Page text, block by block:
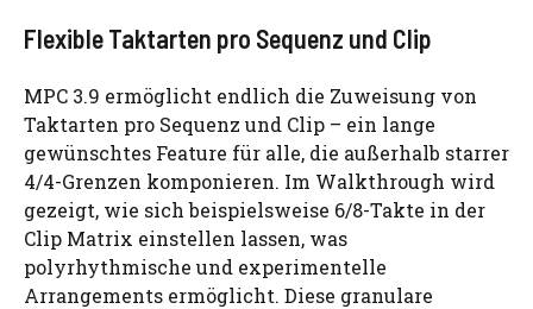
Flexible Taktarten pro Sequenz und Clip
MPC 3.9 ermöglicht endlich die Zuweisung von
Taktarten pro Sequenz und Clip – ein lange
gewünschtes Feature für alle, die außerhalb starrer
4/4-Grenzen komponieren. Im Walkthrough wird
gezeigt, wie sich beispielsweise 6/8-Takte in der
Clip Matrix einstellen lassen, was
polyrhythmische und experimentelle
Arrangements ermöglicht. Diese granulare